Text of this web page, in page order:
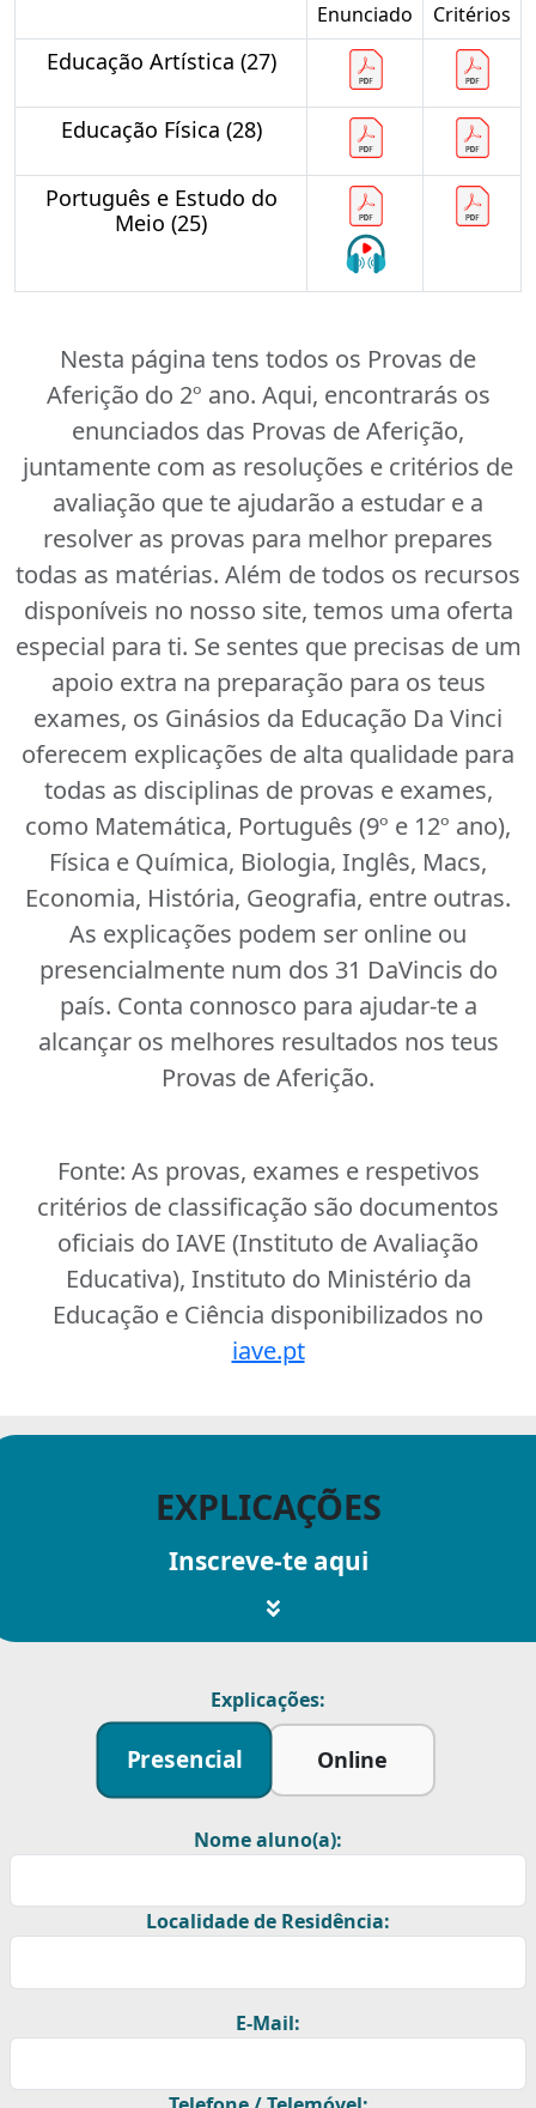
Enunciado
Critérios
Educação Artística (27)
Educação Física (28)
Português e Estudo do
Meio (25)
Nesta página tens todos os Provas de
Aferição do 2º ano. Aqui, encontrarás os
enunciados das Provas de Aferição,
juntamente com as resoluções e critérios de
avaliação que te ajudarão a estudar e a
resolver as provas para melhor prepares
todas as matérias. Além de todos os recursos
disponíveis no nosso site, temos uma oferta
especial para ti. Se sentes que precisas de um
apoio extra na preparação para os teus
exames, os Ginásios da Educação Da Vinci
oferecem explicações de alta qualidade para
todas as disciplinas de provas e exames,
como Matemática, Português (9º e 12º ano),
Física e Química, Biologia, Inglês, Macs,
Economia, História, Geografia, entre outras.
As explicações podem ser online ou
presencialmente num dos 31 DaVincis do
país. Conta connosco para ajudar-te a
alcançar os melhores resultados nos teus
Provas de Aferição.
Fonte: As provas, exames e respetivos
critérios de classificação são documentos
oficiais do IAVE (Instituto de Avaliação
Educativa), Instituto do Ministério da
Educação e Ciência disponibilizados no
iave.pt
EXPLICAÇÕES
Inscreve-te aqui
Explicações:
Presencial Online
Nome aluno(a):
Localidade de Residência:
E-Mail: